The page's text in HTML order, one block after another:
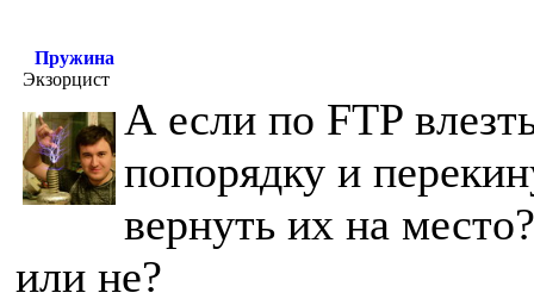
Пружина
Экзорцист
А если по FTP
попорядку и
вернуть их на
или не?